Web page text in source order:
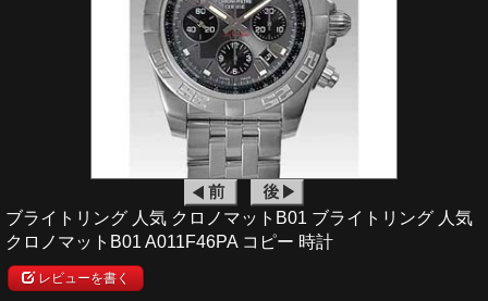
ブライトリング 人気 クロノマットB01 ブライトリング 人気
クロノマットB01 A011F46PA コピー 時計
レビューを書く